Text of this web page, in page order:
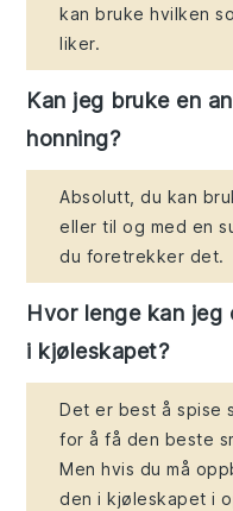
kan bruke hvilken
liker.
Kan jeg bruke en
honning?
Absolutt, du kan
eller til og med en
du foretrekker det.
Hvor lenge kan jeg
i kjøleskapet?
Det er best å spise
for å få den beste
Men hvis du må
den i kjøleskapet i